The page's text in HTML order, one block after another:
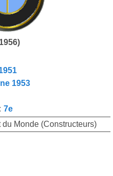
1953
7e
Monde (Constructeurs)